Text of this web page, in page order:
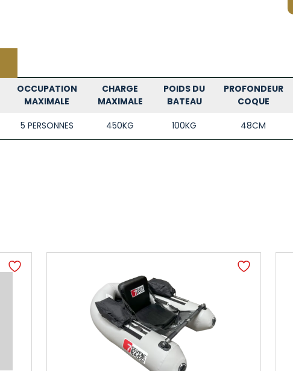
OCCUPATION
MAXIMALE
CHARGE
MAXIMALE
POIDS DU
BATEAU
PROFONDEUR
COQUE
5 PERSONNES 450KG 100KG 48CM